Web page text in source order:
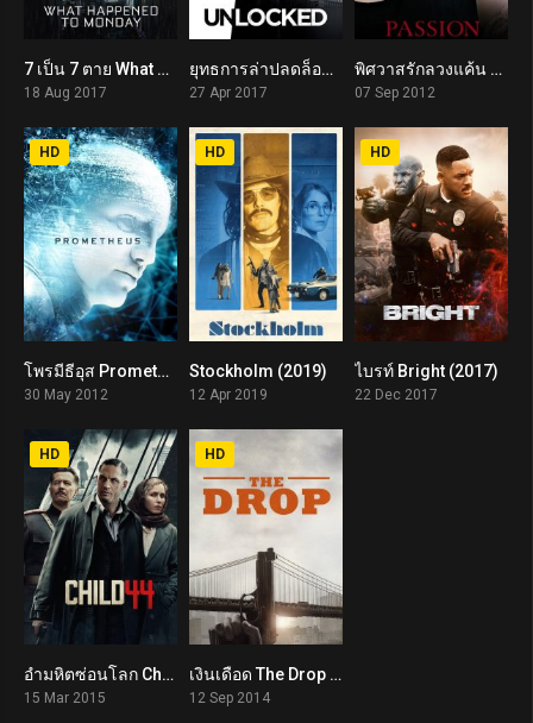
6.9
7 เป็น 7 ตาย What Happened to Monday (2017)
18 Aug 2017
6.2
ยุทธการล่าปลดล็อค Unlocked (2017)
27 Apr 2017
5.3พิศวาสรักลวงแค้น Passion (2012)
07 Sep 2012
7.0
HD
โพรมีธีอุส Prometheus (2012)
30 May 2012
6.1
HD
Stockholm (2019)
12 Apr 2019
6.3
HD
ไบรท์ Bright (2017)
22 Dec 2017
6.5
HD
อำมหิตซ่อนโลก Child 44 (2015)
15 Mar 2015
7.1
HD
เงินเดือด The Drop (2014)
12 Sep 2014